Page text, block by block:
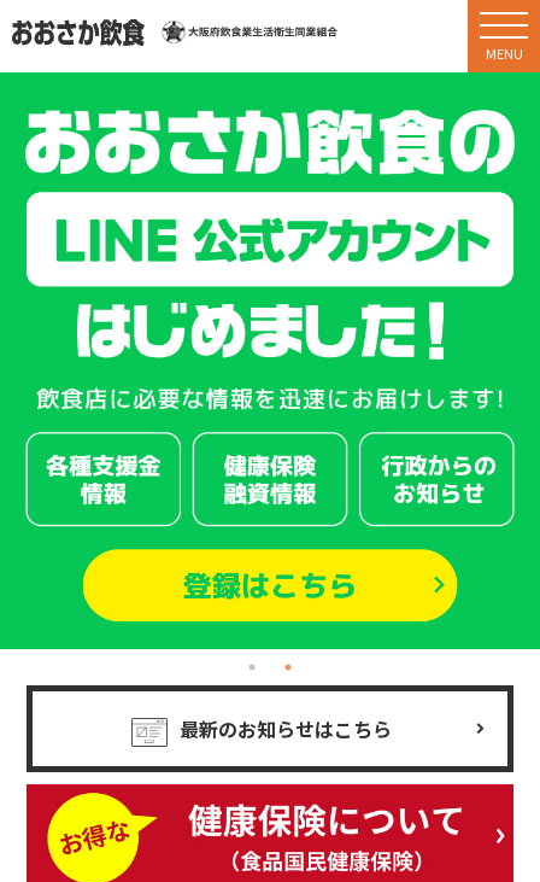
最新のお知らせはこちら